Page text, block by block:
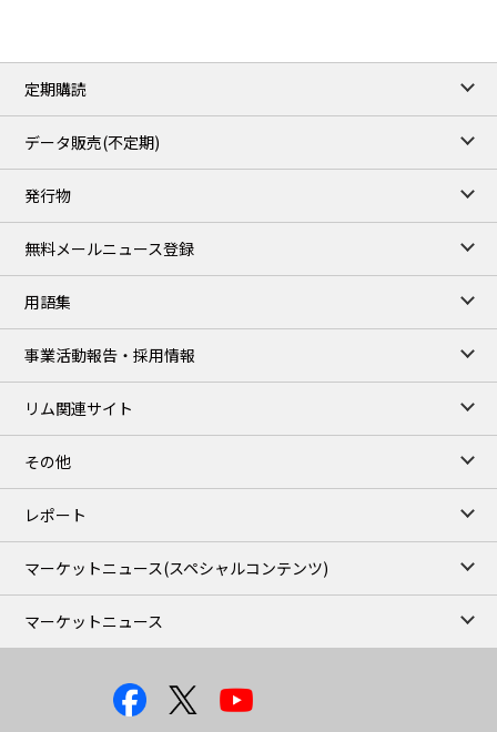
定期購読
データ販売(不定期)
発行物
無料メールニュース登録
用語集
事業活動報告・採用情報
リム関連サイト
その他
レポート
マーケットニュース(スペシャルコンテンツ)
マーケットニュース